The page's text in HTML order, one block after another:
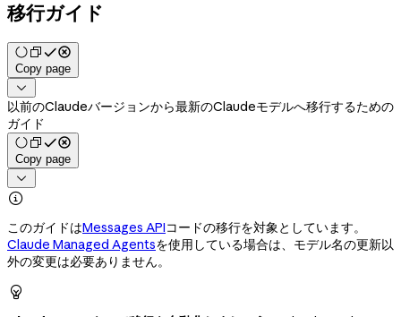
移行ガイド
Copy page

以前のClaudeバージョンから最新のClaudeモデルへ移行するための
ガイド
Copy page


このガイドはMessages APIコードの移行を対象としています。
Claude Managed Agentsを使用している場合は、モデル名の更新以
外の変更は必要ありません。
